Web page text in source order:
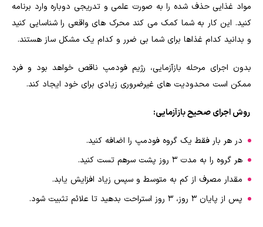
مواد غذایی حذف شده را به صورت علمی و تدریجی دوباره وارد برنامه
کنید. این کار به شما کمک می کند محرک های واقعی را شناسایی کنید
و بدانید کدام غذاها برای شما بی ضرر و کدام یک مشکل ساز هستند.
بدون اجرای مرحله بازآزمایی، رژیم فودمپ ناقص خواهد بود و فرد
ممکن است محدودیت های غیرضروری زیادی برای خود ایجاد کند.
روش اجرای صحیح بازآزمایی:
در هر بار فقط یک گروه فودمپ را اضافه کنید.
هر گروه را به مدت ۳ روز پشت سرهم تست کنید.
مقدار مصرف از کم به متوسط و سپس زیاد افزایش یابد.
پس از پایان ۳ روز، ۳ روز استراحت بدهید تا علائم تثبیت شود.